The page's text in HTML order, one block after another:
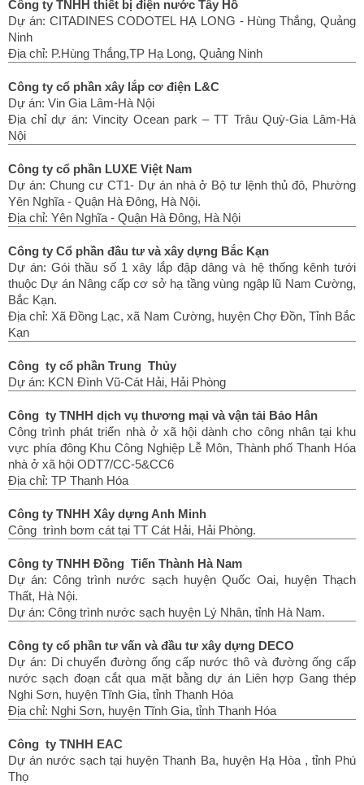
Công ty TNHH thiết bị điện nước Tây Hồ
Dự án: CITADINES CODOTEL HẠ LONG - Hùng Thắng, Quảng
Ninh
Địa chỉ: P.Hùng Thắng,TP Hạ Long, Quảng Ninh
Công ty cổ phần xây lắp cơ điện L&C
Dự án: Vin Gia Lâm-Hà Nội
Địa chỉ dự án: Vincity Ocean park – TT Trâu Quỳ-Gia Lâm-Hà
Nội
Công ty cổ phần LUXE Việt Nam
Dự án: Chung cư CT1- Dự án nhà ở Bộ tư lệnh thủ đô, Phường
Yên Nghĩa - Quận Hà Đông, Hà Nội.
Địa chỉ: Yên Nghĩa - Quận Hà Đông, Hà Nội
Công ty Cổ phần đầu tư và xây dựng Bắc Kạn
Dự án: Gói thầu số 1 xây lắp đập dâng và hệ thống kênh tưới
thuộc Dự án Nâng cấp cơ sở hạ tầng vùng ngập lũ Nam Cường,
Bắc Kạn.
Địa chỉ: Xã Đồng Lạc, xã Nam Cường, huyện Chợ Đồn, Tỉnh Bắc
Kạn
Công ty cổ phần Trung Thủy
Dự án: KCN Đình Vũ-Cát Hải, Hải Phòng
Công ty TNHH dịch vụ thương mại và vận tải Bảo Hân
Công trình phát triển nhà ở xã hội dành cho công nhân tại khu
vực phía đông Khu Công Nghiệp Lễ Môn, Thành phố Thanh Hóa
nhà ở xã hội ODT7/CC-5&CC6
Địa chỉ: TP Thanh Hóa
Công ty TNHH Xây dựng Anh Minh
Công trình bơm cát tại TT Cát Hải, Hải Phòng.
Công ty TNHH Đồng Tiến Thành Hà Nam
Dự án: Công trình nước sạch huyện Quốc Oai, huyện Thạch
Thất, Hà Nội.
Dự án: Công trình nước sạch huyện Lý Nhân, tỉnh Hà Nam.
Công ty cổ phần tư vấn và đầu tư xây dựng DECO
Dự án: Di chuyển đường ống cấp nước thô và đường ống cấp
nước sạch đoạn cắt qua mặt bằng dự án Liên hợp Gang thép
Nghi Sơn, huyện Tĩnh Gia, tỉnh Thanh Hóa
Địa chỉ: Nghi Sơn, huyện Tĩnh Gia, tỉnh Thanh Hóa
Công ty TNHH EAC
Dự án nước sạch tại huyện Thanh Ba, huyện Hạ Hòa , tỉnh Phú
Thọ